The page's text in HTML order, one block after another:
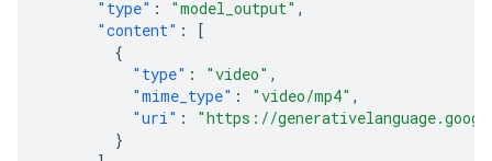
"type" : "model_output" ,
"content" :
[
{
"type" : "video" ,
"mime_type" : "video/mp4" ,
"uri" :
"https://
}